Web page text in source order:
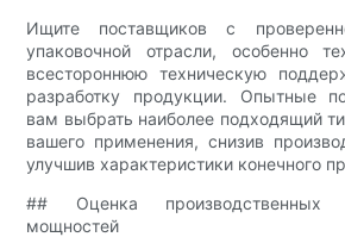
Ищите поставщиков с
упаковочной отрасли, особенно
всестороннюю техническую
разработку продукции. Опытные
вам выбрать наиболее подходящий
вашего применения, снизив
улучшив характеристики конечного
## Оценка производственных
мощностей